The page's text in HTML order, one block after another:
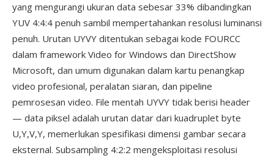
yang mengurangi ukuran data sebesar 33% dibandingkan
YUV 4:4:4 penuh sambil mempertahankan resolusi luminansi
penuh. Urutan UYVY ditentukan sebagai kode FOURCC
dalam framework Video for Windows dan DirectShow
Microsoft, dan umum digunakan dalam kartu penangkap
video profesional, peralatan siaran, dan pipeline
pemrosesan video. File mentah UYVY tidak berisi header
— data piksel adalah urutan datar dari kuadruplet byte
U,Y,V,Y, memerlukan spesifikasi dimensi gambar secara
eksternal. Subsampling 4:2:2 mengeksploitasi resolusi